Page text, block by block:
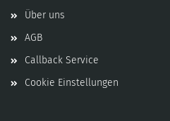
Über uns
AGB
Callback Service
Cookie Einstellungen